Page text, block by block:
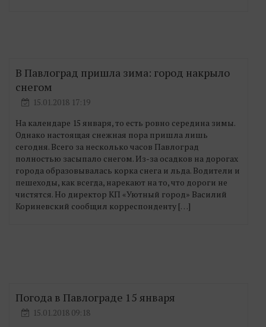
В Павлоград пришла зима: город накрыло
снегом
15.01.2018 17:19
На календаре 15 января, то есть ровно середина зимы.
Однако настоящая снежная пора пришла лишь
сегодня. Всего за несколько часов Павлоград
полностью засыпало снегом. Из-за осадков на дорогах
города образовывалась корка снега и льда. Водители и
пешеходы, как всегда, нарекают на то, что дороги не
чистятся. Но директор КП «Уютный город» Василий
Кориневский сообщил корреспонденту […]
Погода в Павлограде 15 января
15.01.2018 09:18